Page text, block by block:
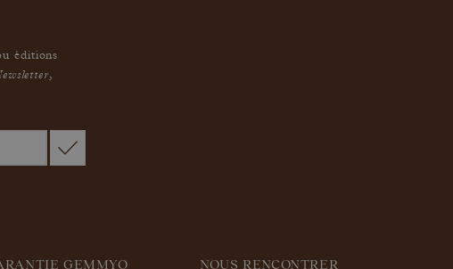
éditions
,
GEMMYO NOUS RENCONTRER